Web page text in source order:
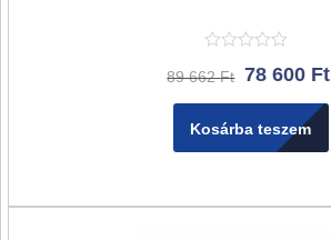
89 662Ft 78 600 Ft
Kosárba teszem